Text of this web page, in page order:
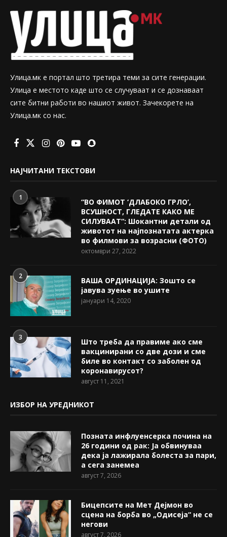
Улица.мк е портал што третира теми за сите генерации.
Улица е местото каде што се случуваат и се дознаваат
сите битни работи во нашиот живот. Зачекорете на
Улица.мк со нас.
НАЈЧИТАНИ ТЕКСТОВИ
1
“ВО ФИМОТ ‘ДЛАБОКО ГРЛО’,
ВСУШНОСТ, ГЛЕДАТЕ КАКО МЕ
СИЛУВААТ“: Шокантни детали од
животот на најпознатата актерка
во филмови за возрасни (ФОТО)
октомври 27, 2022
2
ВАША ОРДИНАЦИЈА: Зошто се
јавува зуење во ушите
јануари 14, 2020
3
Што треба да правиме ако сме
вакцинирани со две дози и сме
биле во контакт со заболен од
коронавирусот?
август 11, 2021
ИЗБОР НА УРЕДНИКОТ
Позната инфлуенсерка почина на
26 години од рак: Ја обвинуваа
дека ја лажирала болеста за пари,
а сега занемеа
август 7, 2026
Бицепсите на Мет Дејмон во
сцена на борба во „Одисеја“ не се
негови
август 7, 2026